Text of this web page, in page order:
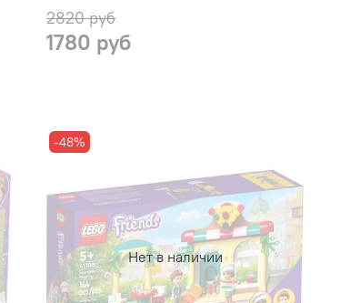
2820 руб
1780 руб
Нет в наличии
-48%